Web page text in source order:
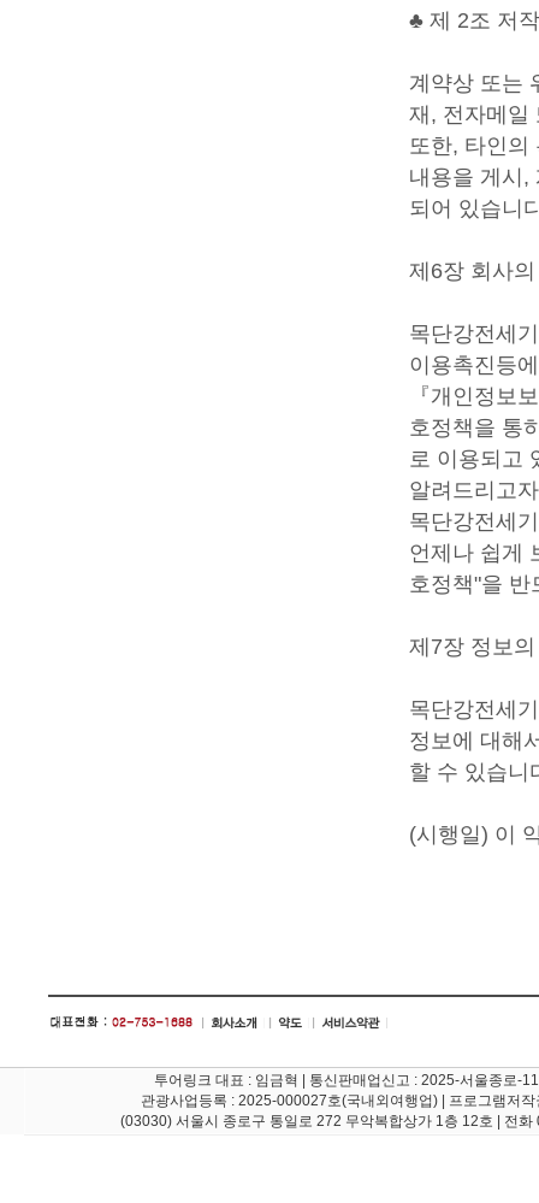
♣ 제 2조 저
계약상 또는
재, 전자메일
또한, 타인의
내용을 게시,
되어 있습니
제6장 회사
목단강전세
이용촉진등
『개인정보
호정책을 통
로 이용되고
알려드리고
목단강전세
언제나 쉽게
호정책"을 반
제7장 정보
목단강전세
정보에 대해
할 수 있습니
(시행일) 이
투어링크 대표 : 임금혁 | 통신판매업신고 : 2025-서울종로-
관광사업등록 : 2025-000027호(국내외여행업) | 프로그램저
(03030) 서울시 종로구 통일로 272 무악복합상가 1층 12호 | 전